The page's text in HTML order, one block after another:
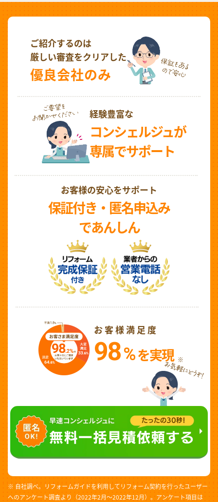
ご紹介するのは
厳しい審査をクリアした
優良会社のみ
経験豊富な
コンシェルジュが
専属でサポート
お客様の安心をサポート
保証付き・匿名申込み
であんしん
お客様満足度
98%を実現 ※
※ 自社調べ。リフォームガイドを利用してリフォーム契約を行ったユーザー
へのアンケート調査より（2022年2月～2022年12月）。アンケート項目は